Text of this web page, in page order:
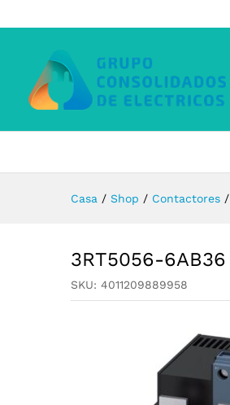
Casa / Shop / Contactores /
3RT5056-6AB36
SKU: 4011209889958